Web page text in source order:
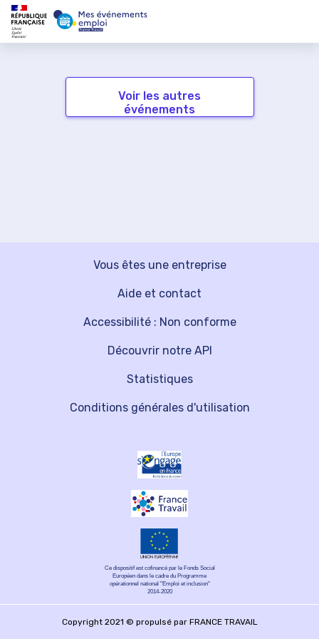
Voir les autres
événements
Vous êtes une entreprise
Découvrir notre API
Aide et contact
Statistiques
Accessibilité : Non conforme
Conditions générales d'utilisation
Ce dispositif est cofinancé par le Fonds Social
Européen dans le cadre du Programme
opérationnel national "Emploi et inclusion"
2014-2020
Copyright 2021 © propulsé par FRANCE TRAVAIL